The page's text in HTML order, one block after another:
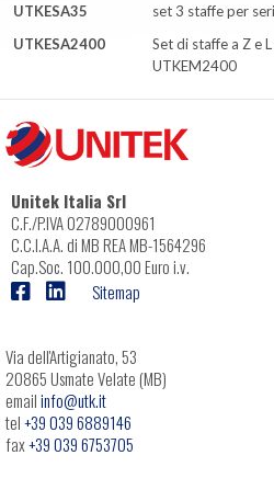
UTKESA35
set 3 staffe per
UTKESA2400
Set di staffe a Z e
UTKEM2400
Unitek Italia Srl
C.F./P.IVA 02789000961
C.C.I.A.A. di MB REA MB-1564296
Cap.Soc. 100.000,00 Euro i.v.
Sitemap
Via dell'Artigianato, 53
20865 Usmate Velate (MB)
emailinfo@utk.it
tel+39 039 6889146
fax+39 039 6753705